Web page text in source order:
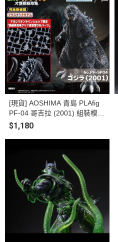
[現貨] AOSHIMA 青島 PLAfig
PF-04 哥吉拉 (2001) 組裝模型
限定版
$1,180